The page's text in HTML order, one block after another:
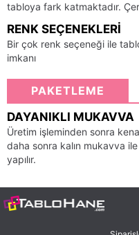
tabloya fark katmaktadır.
RENK SEÇENEKLERI
Bir çok renk seçeneği ile
imkanı
PAKETLEME
DAYANIKLI MUKAVVA
Üretim işleminden sonra
daha sonra kalın mukavva
yapılır.